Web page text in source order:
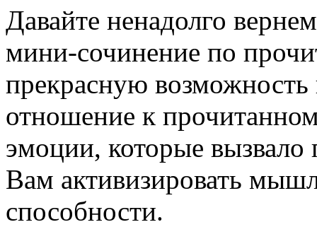
Давайте ненадолго
мини-сочинение по
прекрасную возможность
отношение к
эмоции, которые вызвало
Вам активизировать
способности.